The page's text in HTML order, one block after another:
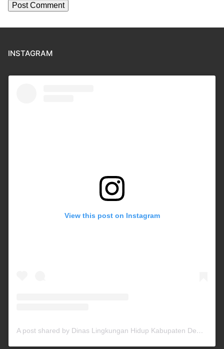
INSTAGRAM
View this post on Instagram
A post shared by Dinas Lingkungan Hidup Kabupaten Demak (@dinlhdemak)